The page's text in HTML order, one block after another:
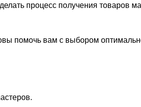
процесс получения товаров
помочь вам с выбором